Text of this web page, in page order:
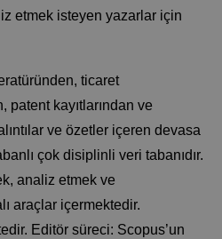
etmek isteyen yazarlar için
ticaret
kayıtlarından ve
ve özetler içeren devasa
çok disiplinli veri tabanıdır.
analiz etmek ve
araçlar içermektedir.
Editör süreci: Scopus’un